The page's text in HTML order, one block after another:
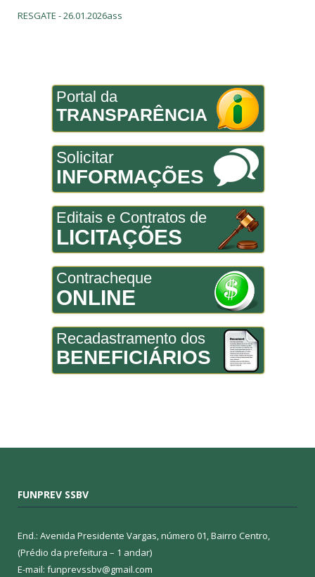
RESGATE - 26.01.2026ass
Portal da
TRANSPARÊNCIA
Solicitar
INFORMAÇÕES
Editais e Contratos de
LICITAÇÕES
Contracheque
ONLINE
Recadastramento dos
BENEFICIÁRIOS
FUNPREV SSBV
End.: Avenida Presidente Vargas, número 01, Bairro Centro,
(Prédio da prefeitura – 1 andar)
E-mail: funprevssbv@gmail.com